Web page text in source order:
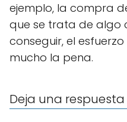
ejemplo, la compra
que se trata de algo
conseguir, el
mucho la pena.
Deja una respuesta